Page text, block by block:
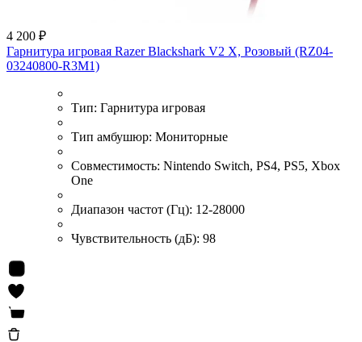
4 200 ₽
Гарнитура игровая Razer Blackshark V2 X, Розовый (RZ04-
03240800-R3M1)
Тип: Гарнитура игровая
Тип амбушюр: Мониторные
Совместимость: Nintendo Switch, PS4, PS5, Xbox
One
Диапазон частот (Гц): 12-28000
Чувствительность (дБ): 98